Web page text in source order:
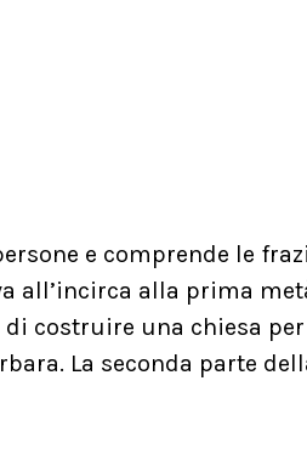
e comprende le
all’incirca alla prima
costruire una chiesa
La seconda parte